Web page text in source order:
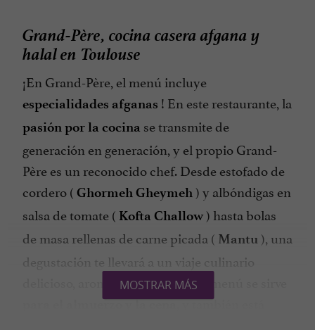
Grand-Père, cocina casera afgana y
halal en Toulouse
¡En Grand-Père, el menú incluye
especialidades afganas ! En este restaurante, la
pasión por la cocina se transmite de
generación en generación, y el propio Grand-
Père es un reconocido chef. Desde estofado de
cordero ( Ghormeh Gheymeh) y albóndigas en
salsa de tomate ( Kofta Challow) hasta bolas
de masa rellenas de carne picada ( Mantu ), una
degustación te llevará a un viaje culinario
delicioso, aromático y picante. El menú se sirve
para el almuerzo y la cena, y también está
MOSTRAR MÁS